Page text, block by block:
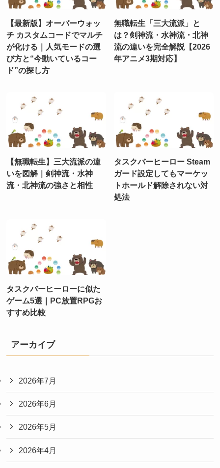
【最新版】オーバーウォッ
チ カスタムコードでマルチ
が化ける｜人気モードの選
び方と“今動いているコー
ド”の探し方
無職転生「三大流派」と
は？剣神流・水神流・北神
流の違いを完全解説【2026
年アニメ3期対応】
【無職転生】三大流派の違
いを図解｜剣神流・水神
流・北神流の強さと相性
タスクバーヒーロー Steam
ガード設定してもマーケッ
トホールド解除されない対
処法
タスクバーヒーローに似た
ゲーム5選｜PC放置RPGお
すすめ比較
アーカイブ
2026年7月
2026年6月
2026年5月
2026年4月